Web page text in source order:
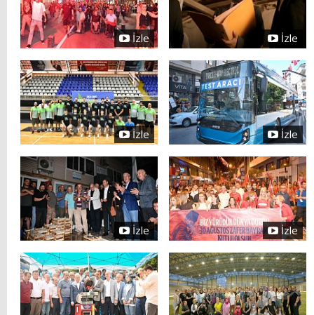
İzle İzle
İzle İzle
İzle İzle